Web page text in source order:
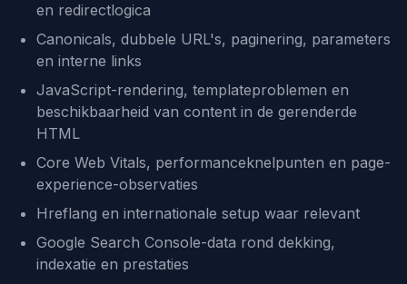
en redirectlogica
Canonicals, dubbele URL's, paginering, parameters
en interne links
JavaScript-rendering, templateproblemen en
beschikbaarheid van content in de gerenderde
HTML
Core Web Vitals, performanceknelpunten en page-
experience-observaties
Hreflang en internationale setup waar relevant
Google Search Console-data rond dekking,
indexatie en prestaties